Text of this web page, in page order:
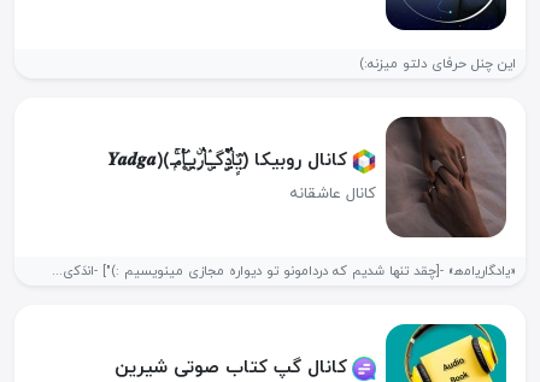
این چنل حرفای دلتو میزنه:)
کانال روبیکا (ِٚیٌٍاٝدٌِۣٝگــۣٛاٝۛرِۨیـۣٛا۪ٝۧمۭۚـ)(𝒀𝒂𝒅𝒈𝒂
کانال عاشقانه
«ی‍‌اد‍گ‍‌اری‍‌ام‍‌ه‍» -[چقد تنها شدیم که دردامونو تو دیواره مجازی مینویسیم :)"] -ا‍‌ن‍‌دَک‍‌ی...
کانال گپ کتاب صوتی شیرین